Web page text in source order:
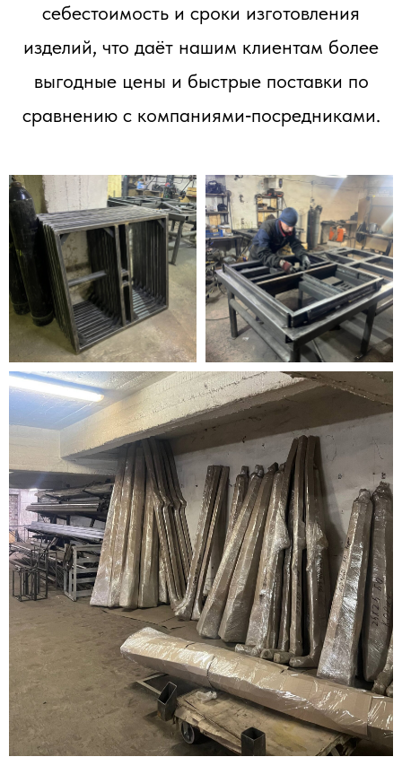
себестоимость и сроки изготовления
изделий, что даёт нашим клиентам более
выгодные цены и быстрые поставки по
сравнению с компаниями‑посредниками.